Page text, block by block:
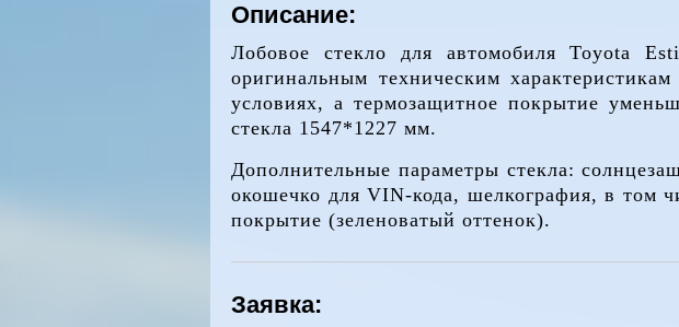
Описание:
Лобовое стекло для автомобиля Toyota
оригинальным техническим
условиях, а термозащитное покрытие
стекла 1547*1227 мм.
Дополнительные параметры стекла:
окошечко для VIN-кода, шелкография, в том
покрытие (зеленоватый оттенок).
Заявка: